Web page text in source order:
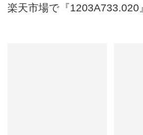
楽天市場で『1203A733.020